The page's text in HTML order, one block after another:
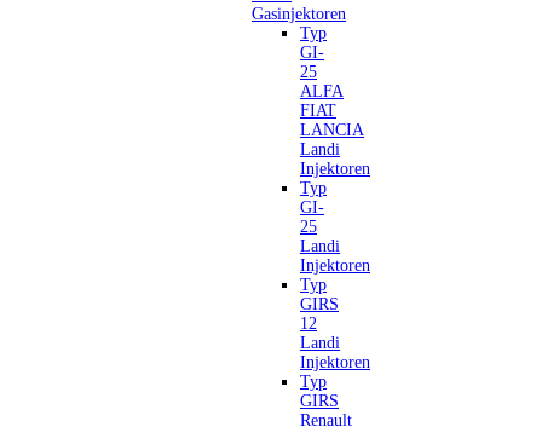
Gasinjektoren
Typ
GI-
25
ALFA
FIAT
LANCIA
Landi
Injektoren
Typ
GI-
25
Landi
Injektoren
Typ
GIRS
12
Landi
Injektoren
Typ
GIRS
Renault